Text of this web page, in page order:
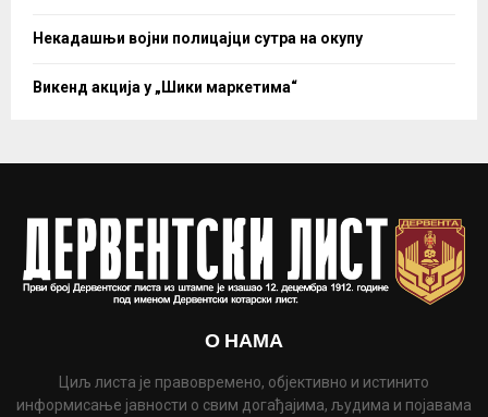
Некадашњи војни полицајци сутра на окупу
Викенд акција у „Шики маркетима“
О НАМА
Циљ листа је правовремено, објективно и истинито
информисање јавности о свим догађајима, људима и појавама